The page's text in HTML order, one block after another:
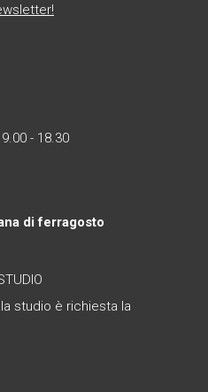
- 18.30
di ferragosto
studio è richiesta la